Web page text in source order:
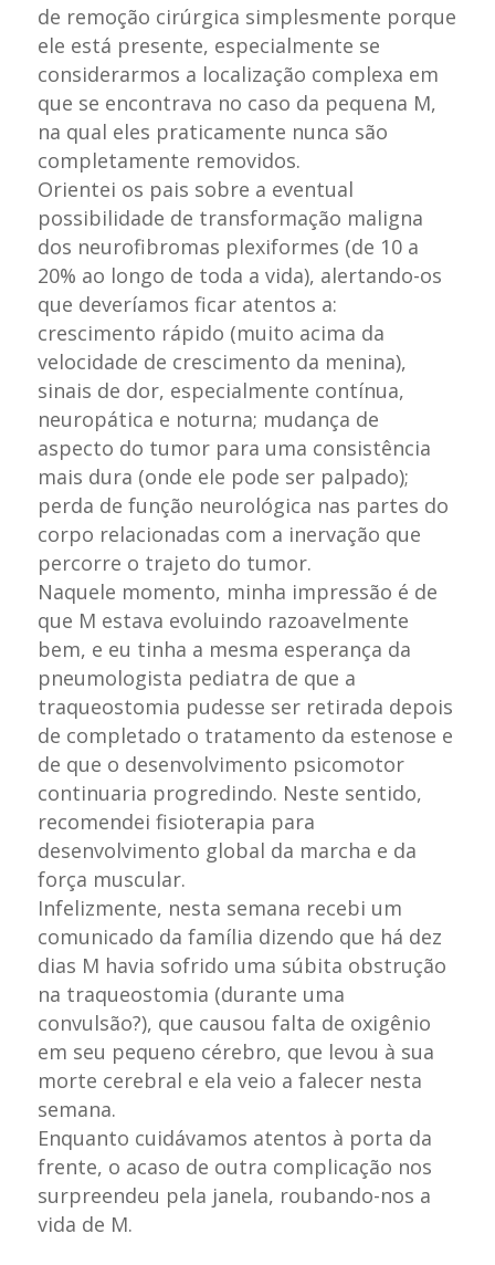
de remoção cirúrgica simplesmente porque
ele está presente, especialmente se
considerarmos a localização complexa em
que se encontrava no caso da pequena M,
na qual eles praticamente nunca são
completamente removidos.
Orientei os pais sobre a eventual
possibilidade de transformação maligna
dos neurofibromas plexiformes (de 10 a
20% ao longo de toda a vida), alertando-os
que deveríamos ficar atentos a:
crescimento rápido (muito acima da
velocidade de crescimento da menina),
sinais de dor, especialmente contínua,
neuropática e noturna; mudança de
aspecto do tumor para uma consistência
mais dura (onde ele pode ser palpado);
perda de função neurológica nas partes do
corpo relacionadas com a inervação que
percorre o trajeto do tumor.
Naquele momento, minha impressão é de
que M estava evoluindo razoavelmente
bem, e eu tinha a mesma esperança da
pneumologista pediatra de que a
traqueostomia pudesse ser retirada depois
de completado o tratamento da estenose e
de que o desenvolvimento psicomotor
continuaria progredindo. Neste sentido,
recomendei fisioterapia para
desenvolvimento global da marcha e da
força muscular.
Infelizmente, nesta semana recebi um
comunicado da família dizendo que há dez
dias M havia sofrido uma súbita obstrução
na traqueostomia (durante uma
convulsão?), que causou falta de oxigênio
em seu pequeno cérebro, que levou à sua
morte cerebral e ela veio a falecer nesta
semana.
Enquanto cuidávamos atentos à porta da
frente, o acaso de outra complicação nos
surpreendeu pela janela, roubando-nos a
vida de M.